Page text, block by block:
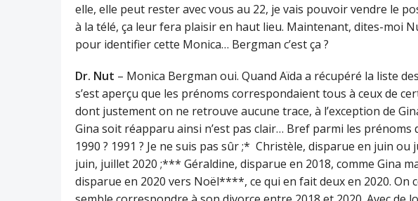
elle, elle peut rester avec vous au 22, je vais pouvoir vendre le
à la télé, ça leur fera plaisir en haut lieu. Maintenant, dites-moi
pour identifier cette Monica… Bergman c’est ça ?
Dr. Nut – Monica Bergman oui. Quand Aïda a récupéré la liste
s’est aperçu que les prénoms correspondaient tous à ceux de
dont justement on ne retrouve aucune trace, à l’exception de
Gina soit réapparu ainsi n’est pas clair… Bref parmi les prénoms
1990 ? 1991 ? Je ne suis pas sûr ;* Christèle, disparue en juin
juin, juillet 2020 ;*** Géraldine, disparue en 2018, comme Gina
disparue en 2020 vers Noël****, ce qui en fait deux en 2020. On